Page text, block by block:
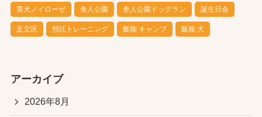
育犬ノイローゼ 舎人公園 舎人公園ドッグラン 誕生日会
足立区 預託トレーニング 飯能 キャンプ 飯能 犬
アーカイブ
2026年8月